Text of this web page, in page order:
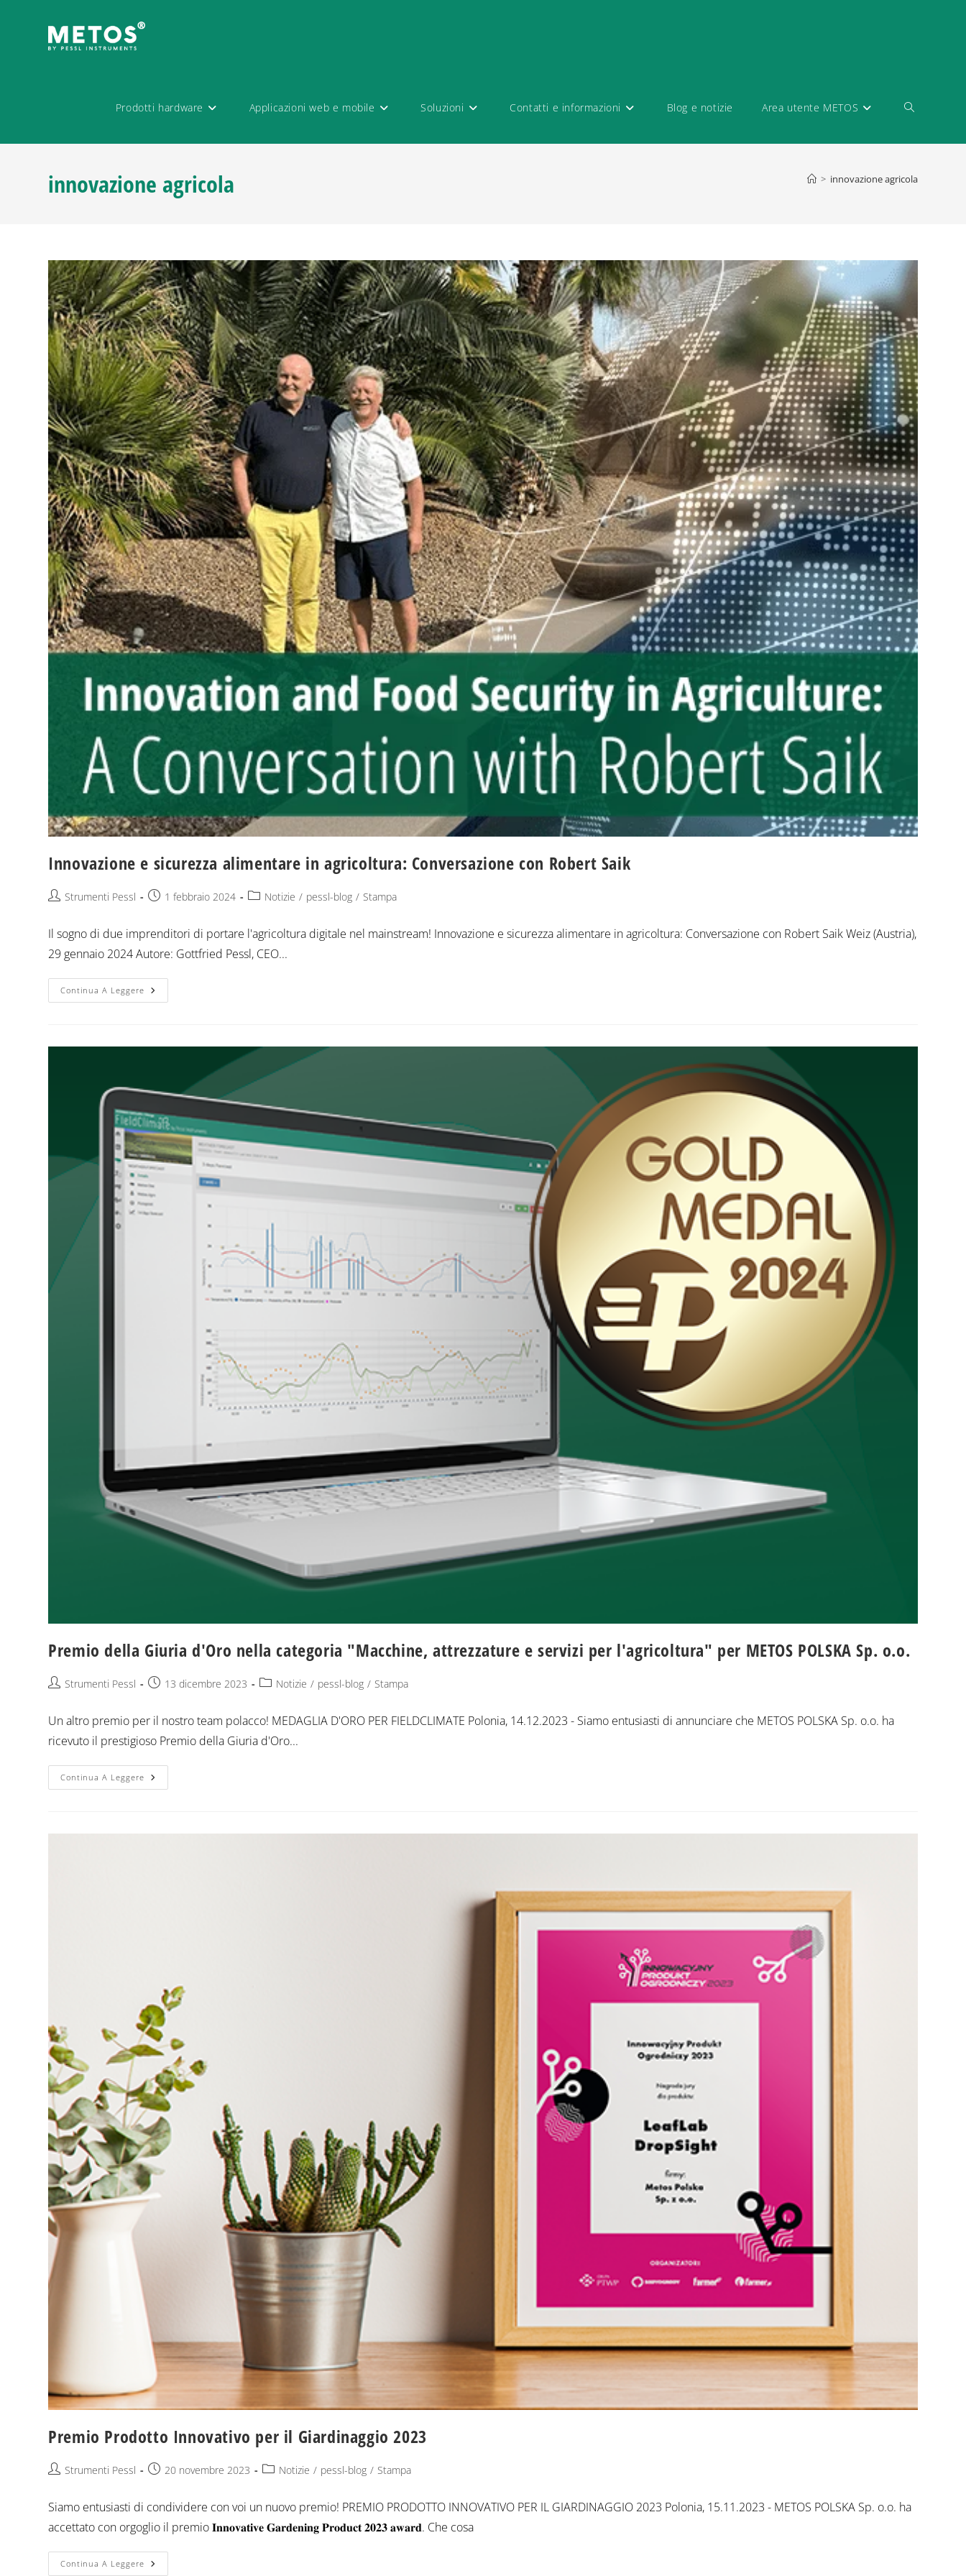
Prodotti hardware Applicazioni web e mobile Soluzioni Contatti e informazioni Blog e notizie Area utente METOS
innovazione agricola > innovazione agricola
Innovazione e sicurezza alimentare in agricoltura: Conversazione con Robert Saik
Strumenti Pessl 1 febbraio 2024 Notizie / pessl-blog / Stampa
Il sogno di due imprenditori di portare l'agricoltura digitale nel mainstream! Innovazione e sicurezza alimentare in agricoltura: Conversazione con Robert Saik Weiz (Austria),
29 gennaio 2024 Autore: Gottfried Pessl, CEO...
Continua A Leggere
Premio della Giuria d'Oro nella categoria "Macchine, attrezzature e servizi per l'agricoltura" per METOS POLSKA Sp. o.o.
Strumenti Pessl 13 dicembre 2023 Notizie / pessl-blog / Stampa
Un altro premio per il nostro team polacco! MEDAGLIA D'ORO PER FIELDCLIMATE Polonia, 14.12.2023 - Siamo entusiasti di annunciare che METOS POLSKA Sp. o.o. ha
ricevuto il prestigioso Premio della Giuria d'Oro...
Continua A Leggere
Premio Prodotto Innovativo per il Giardinaggio 2023
Strumenti Pessl 20 novembre 2023 Notizie / pessl-blog / Stampa
Siamo entusiasti di condividere con voi un nuovo premio! PREMIO PRODOTTO INNOVATIVO PER IL GIARDINAGGIO 2023 Polonia, 15.11.2023 - METOS POLSKA Sp. o.o. ha
accettato con orgoglio il premio 𝐈𝐧𝐧𝐨𝐯𝐚𝐭𝐢𝐯𝐞 𝐆𝐚𝐫𝐝𝐞𝐧𝐢𝐧𝐠 𝐏𝐫𝐨𝐝𝐮𝐜𝐭 𝟐𝟎𝟐𝟑 𝐚𝐰𝐚𝐫𝐝. Che cosa
Continua A Leggere